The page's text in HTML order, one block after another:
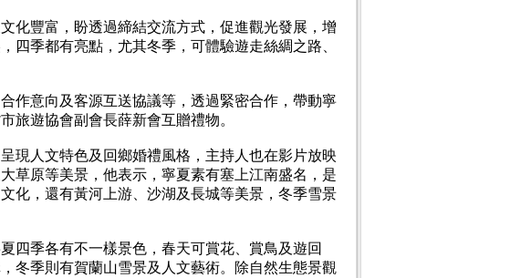
化豐富，盼透過締結交流方式，促進觀光發展，增
四季都有亮點，尤其冬季，可體驗遊走絲綢之路、
作意向及客源互送協議等，透過緊密合作，帶動寧
旅遊協會副會長薛新會互贈禮物。
現人文特色及回鄉婚禮風格，主持人也在影片放映
草原等美景，他表示，寧夏素有塞上江南盛名，是
化，還有黃河上游、沙湖及長城等美景，冬季雪景
四季各有不一樣景色，春天可賞花、賞鳥及遊回
冬季則有賀蘭山雪景及人文藝術。除自然生態景觀